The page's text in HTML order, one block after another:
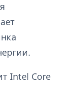
Intel Core